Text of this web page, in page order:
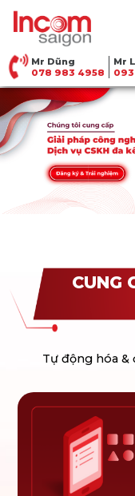
Mr Dũng
078 983 4958
Mr
CUNG
Tự động hóa